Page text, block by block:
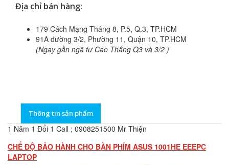
Địa chỉ bán hàng:
179 Cách Mạng Tháng 8, P.5, Q.3, TP.HCM
91A đường 3/2, Phường 11, Quận 10, TP.HCM
(Ngay gần ngã tư Cao Thắng Q3 và 3/2 )
Thông tin sản phẩm
1 Năm 1 Đổi 1 Call ; 0908251500 Mr Thiện
CHẾ ĐỘ BẢO HÀNH CHO BÀN PHÍM ASUS 1001HE EEEPC
LAPTOP